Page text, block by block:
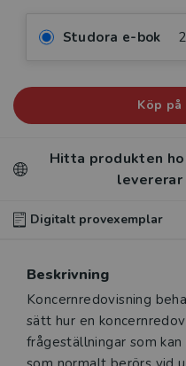
Studora e-bok
Köp på
Hitta produkten
Digitalt provexemplar
digitalt provexemplar
Våra digitala
och ger dig tillgång till
att erbjudandet endast
Beskrivning
Beskrivning
Koncernredovisning
sätt hur en
frågeställningar som